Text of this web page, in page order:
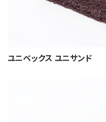
ユニベックス ユニサンド